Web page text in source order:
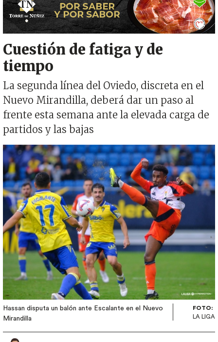
Cuestión de fatiga y de
tiempo
La segunda línea del Oviedo, discreta en el
Nuevo Mirandilla, deberá dar un paso al
frente esta semana ante la elevada carga de
partidos y las bajas
Imagen
Hassan disputa un balón ante Escalante en el Nuevo
Mirandilla
FOTO:
LA LIGA